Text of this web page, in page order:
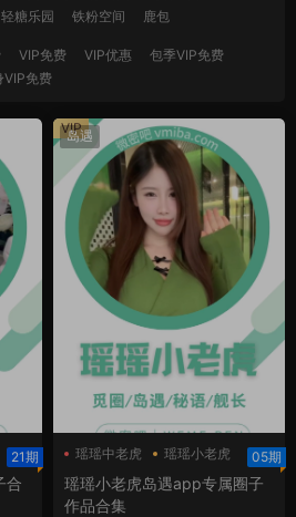
轻糖乐园 铁粉空间 鹿包
VIP免费 VIP优惠
包季VIP免费
VIP免费
21期
合
岛遇
瑶瑶中老虎
瑶瑶小老虎
瑶瑶小老虎岛遇
05期
瑶瑶小老虎岛遇app专属圈子
作品合集
VIP